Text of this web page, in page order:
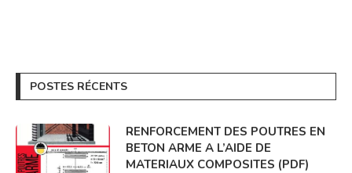
POSTES RÉCENTS
RENFORCEMENT DES POUTRES EN
BETON ARME A L’AIDE DE
MATERIAUX COMPOSITES (PDF)